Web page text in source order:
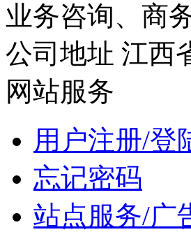
业务咨询、商
公司地址 江西
网站服务
用户注册/登
忘记密码
站点服务/广